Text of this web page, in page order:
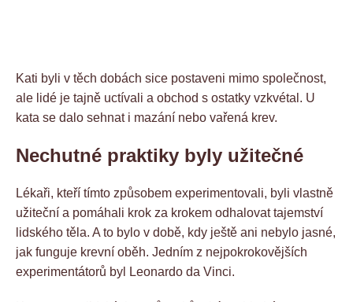
Kati byli v těch dobách sice postaveni mimo společnost,
ale lidé je tajně uctívali a obchod s ostatky vzkvétal. U
kata se dalo sehnat i mazání nebo vařená krev.
Nechutné praktiky byly užitečné
Lékaři, kteří tímto způsobem experimentovali, byli vlastně
užiteční a pomáhali krok za krokem odhalovat tajemství
lidského těla. A to bylo v době, kdy ještě ani nebylo jasné,
jak funguje krevní oběh. Jedním z nejpokrokovějších
experimentátorů byl Leonardo da Vinci.